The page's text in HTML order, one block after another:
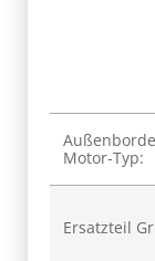
Wert
Motor-Typ:
Ersatzteil